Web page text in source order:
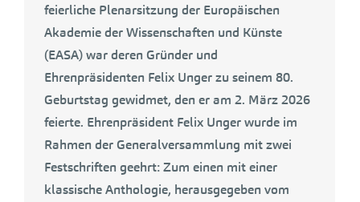
feierliche Plenarsitzung der Europäischen
Akademie der Wissenschaften und Künste
(EASA) war deren Gründer und
Ehrenpräsidenten Felix Unger zu seinem 80.
Geburtstag gewidmet, den er am 2. März 2026
feierte. Ehrenpräsident Felix Unger wurde im
Rahmen der Generalversammlung mit zwei
Festschriften geehrt: Zum einen mit einer
klassische Anthologie, herausgegeben vom